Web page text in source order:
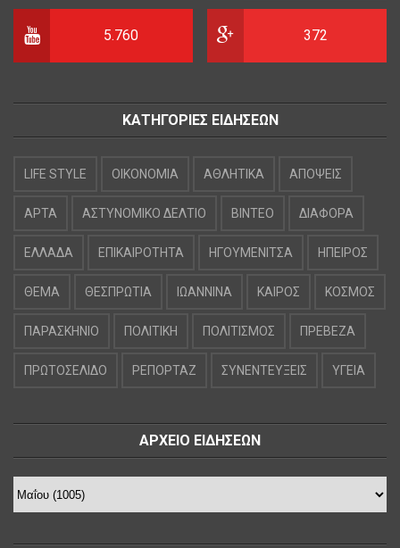
5.760 372
ΚΑΤΗΓΟΡΙΕΣ ΕΙΔΗΣΕΩΝ
LIFE STYLE OIKONOMIA ΑΘΛΗΤΙΚΑ ΑΠΟΨΕΙΣ
ΑΡΤΑ ΑΣΤΥΝΟΜΙΚΟ ΔΕΛΤΙΟ ΒΙΝΤΕΟ ΔΙΑΦΟΡΑ
ΕΛΛΑΔΑ ΕΠΙΚΑΙΡΟΤΗΤΑ ΗΓΟΥΜΕΝΙΤΣΑ ΗΠΕΙΡΟΣ
ΘΕΜΑ ΘΕΣΠΡΩΤΙΑ ΙΩΑΝΝΙΝΑ ΚΑΙΡΟΣ ΚΟΣΜΟΣ
ΠΑΡΑΣΚΗΝΙΟ ΠΟΛΙΤΙΚΗ ΠΟΛΙΤΙΣΜΟΣ ΠΡΕΒΕΖΑ
ΠΡΩΤΟΣΕΛΙΔΟ ΡΕΠΟΡΤΑΖ ΣΥΝΕΝΤΕΥΞΕΙΣ ΥΓΕΙΑ
ΑΡΧΕΙΟ ΕΙΔΗΣΕΩΝ